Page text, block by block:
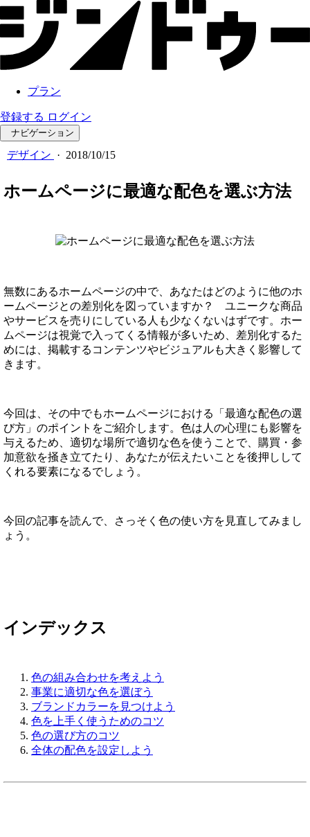
プラン
登録する ログイン
ナビゲーション
デザイン · 2018/10/15
ホームページに最適な配色を選ぶ方法
無数にあるホームページの中で、あなたはどのように他のホ
ームページとの差別化を図っていますか？ ユニークな商品
やサービスを売りにしている人も少なくないはずです。ホー
ムページは視覚で入ってくる情報が多いため、差別化するた
めには、掲載するコンテンツやビジュアルも大きく影響して
きます。
今回は、その中でもホームページにおける「最適な配色の選
び方」のポイントをご紹介します。色は人の心理にも影響を
与えるため、適切な場所で適切な色を使うことで、購買・参
加意欲を掻き立てたり、あなたが伝えたいことを後押しして
くれる要素になるでしょう。
今回の記事を読んで、さっそく色の使い方を見直してみまし
ょう。
インデックス
色の組み合わせを考えよう
事業に適切な色を選ぼう
ブランドカラーを見つけよう
色を上手く使うためのコツ
色の選び方のコツ
全体の配色を設定しよう